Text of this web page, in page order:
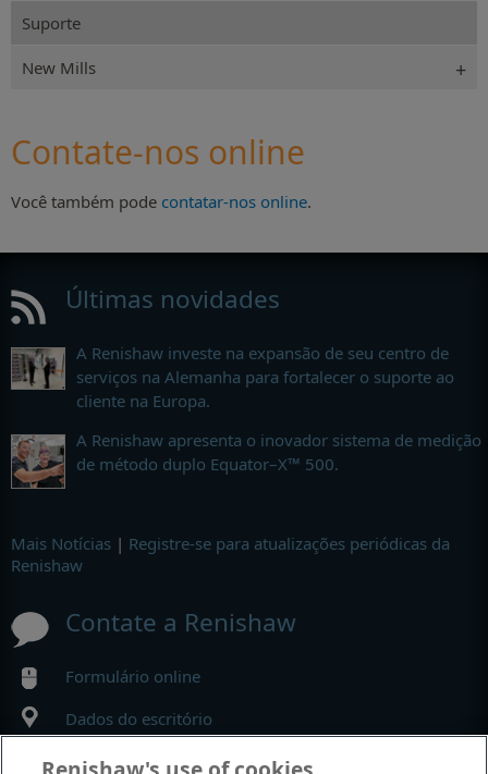
Suporte
New Mills
Contate-nos online
Você também pode contatar-nos online.
Últimas novidades
A Renishaw investe na expansão de seu centro de
serviços na Alemanha para fortalecer o suporte ao
cliente na Europa.
A Renishaw apresenta o inovador sistema de medição
de método duplo Equator–X™ 500.
Mais Notícias | Registre-se para atualizações periódicas da
Renishaw
Contate a Renishaw
Formulário online
Dados do escritório